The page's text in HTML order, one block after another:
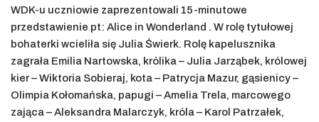
WDK-u uczniowie zaprezentowali 15-minutowe
przedstawienie pt: Alice in Wonderland . W rolę tytułowej
bohaterki wcieliła się Julia Świerk. Rolę kapelusznika
zagrała Emilia Nartowska, królika – Julia Jarząbek, królowej
kier – Wiktoria Sobieraj, kota – Patrycja Mazur, gąsienicy –
Olimpia Kołomańska, papugi – Amelia Trela, marcowego
zająca – Aleksandra Malarczyk, króla – Karol Patrzałek,